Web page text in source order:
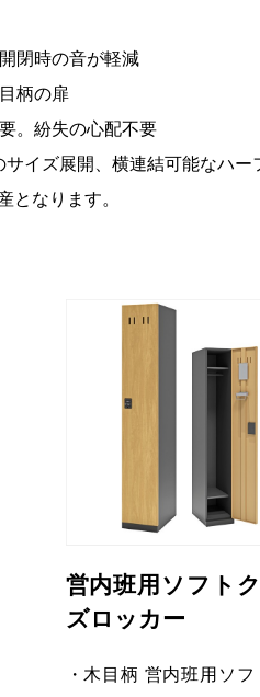
閉時の音が軽減
柄の扉
。紛失の心配不要
サイズ展開、横連結可能なハー
となります。
営内班用ソフト
ズロッカー
・木目柄 営内班用ソフ